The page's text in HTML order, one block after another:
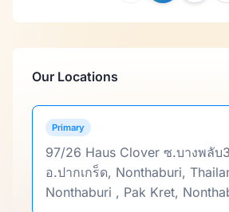
Our Locations
Primary
97/26 Haus Clover ซ.บางพลับ
อ.ปากเกร็ด, Nonthaburi,
Nonthaburi , Pak Kret,